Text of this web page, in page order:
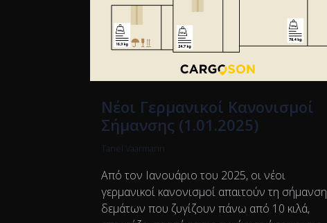
Νέοι Γερμανικοί Κανονισμοί
Σήμανσης (1.01.2025)
Tanel Vaarmann
Από τον Ιανουάριο του 2025, οι νέοι
γερμανικοί κανονισμοί απαιτούν τη σήμανση
δεμάτων που ζυγίζουν πάνω από 10 κιλά,